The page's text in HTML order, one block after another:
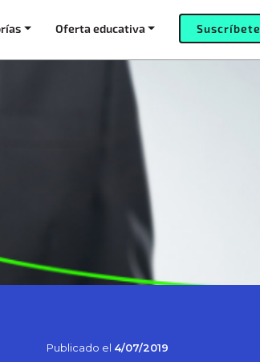
Oferta educativa Suscríbete
Publicado el 4/07/2019